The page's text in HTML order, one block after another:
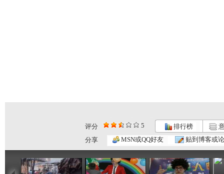
评分 5 排行榜
分享
MSN或QQ好友 贴到博客或
19:57
《芝麻开门...
20:15
机器人畅想...
19:55